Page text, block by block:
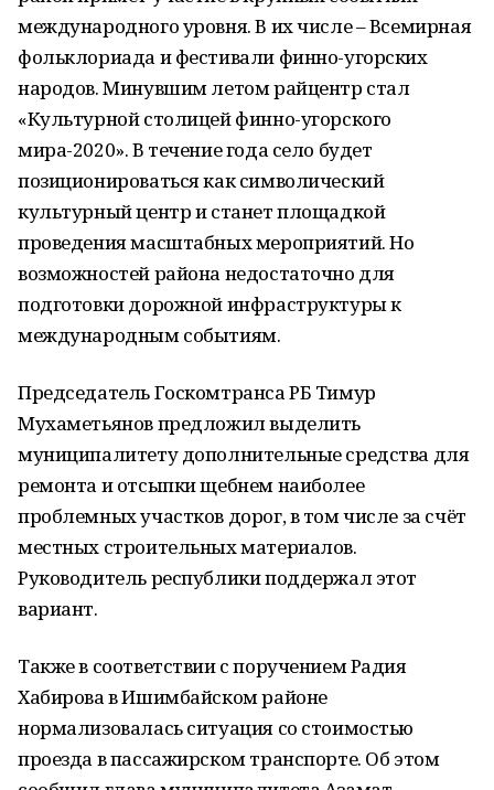
международного уровня. В их числе – Всемирная
фольклориада и фестивали финно-угорских
народов. Минувшим летом райцентр стал
«Культурной столицей финно-угорского
мира-2020». В течение года село будет
позиционироваться как символический
культурный центр и станет площадкой
проведения масштабных мероприятий. Но
возможностей района недостаточно для
подготовки дорожной инфраструктуры к
международным событиям.
Председатель Госкомтранса РБ Тимур
Мухаметьянов предложил выделить
муниципалитету дополнительные средства для
ремонта и отсыпки щебнем наиболее
проблемных участков дорог, в том числе за счёт
местных строительных материалов.
Руководитель республики поддержал этот
вариант.
Также в соответствии с поручением Радия
Хабирова в Ишимбайском районе
нормализовалась ситуация со стоимостью
проезда в пассажирском транспорте. Об этом